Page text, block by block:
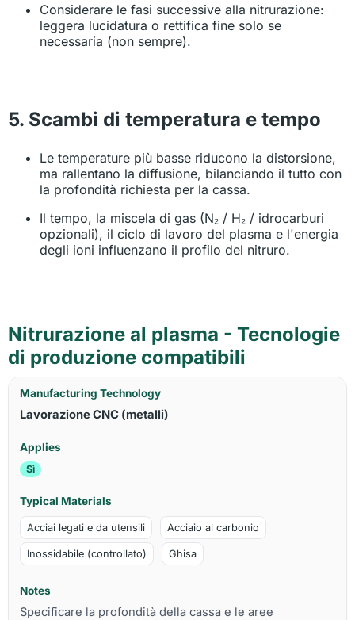
Considerare le fasi successive alla nitrurazione:
leggera lucidatura o rettifica fine solo se
necessaria (non sempre).
5. Scambi di temperatura e tempo
Le temperature più basse riducono la distorsione,
ma rallentano la diffusione, bilanciando il tutto con
la profondità richiesta per la cassa.
Il tempo, la miscela di gas (N₂ / H₂ / idrocarburi
opzionali), il ciclo di lavoro del plasma e l'energia
degli ioni influenzano il profilo del nitruro.
Nitrurazione al plasma - Tecnologie
di produzione compatibili
Lavorazione CNC (metalli)
Sì
Acciai legati e da utensili Acciaio al carbonio
Inossidabile (controllato) Ghisa
Specificare la profondità della cassa e le aree